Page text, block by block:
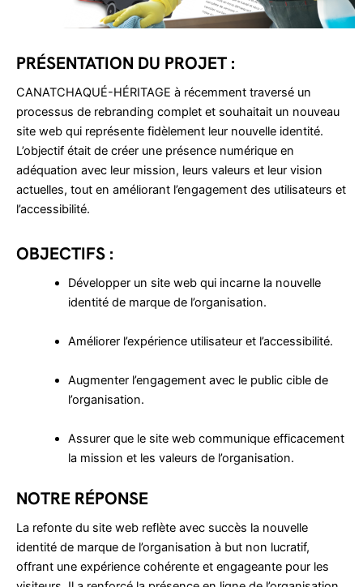
PRÉSENTATION DU PROJET :
CANATCHAQUÉ-HÉRITAGE à récemment traversé un
processus de rebranding complet et souhaitait un nouveau
site web qui représente fidèlement leur nouvelle identité.
L’objectif était de créer une présence numérique en
adéquation avec leur mission, leurs valeurs et leur vision
actuelles, tout en améliorant l’engagement des utilisateurs et
l’accessibilité.
OBJECTIFS :
Développer un site web qui incarne la nouvelle
identité de marque de l’organisation.
Améliorer l’expérience utilisateur et l’accessibilité.
Augmenter l’engagement avec le public cible de
l’organisation.
Assurer que le site web communique efficacement
la mission et les valeurs de l’organisation.
NOTRE RÉPONSE
La refonte du site web reflète avec succès la nouvelle
identité de marque de l’organisation à but non lucratif,
offrant une expérience cohérente et engageante pour les